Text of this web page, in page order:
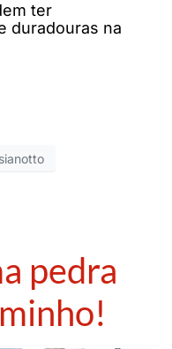
ter
duradouras na
pedra